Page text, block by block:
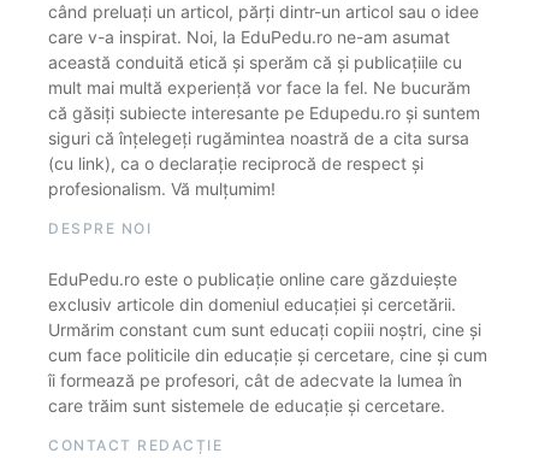
când preluați un articol, părți dintr-un articol sau o idee
care v-a inspirat. Noi, la EduPedu.ro ne-am asumat
această conduită etică și sperăm că și publicațiile cu
mult mai multă experiență vor face la fel. Ne bucurăm
că găsiți subiecte interesante pe Edupedu.ro și suntem
siguri că înțelegeți rugămintea noastră de a cita sursa
(cu link), ca o declarație reciprocă de respect și
profesionalism. Vă mulțumim!
DESPRE NOI
EduPedu.ro este o publicație online care găzduiește
exclusiv articole din domeniul educației și cercetării.
Urmărim constant cum sunt educați copiii noștri, cine și
cum face politicile din educație și cercetare, cine și cum
îi formează pe profesori, cât de adecvate la lumea în
care trăim sunt sistemele de educație și cercetare.
CONTACT REDACȚIE